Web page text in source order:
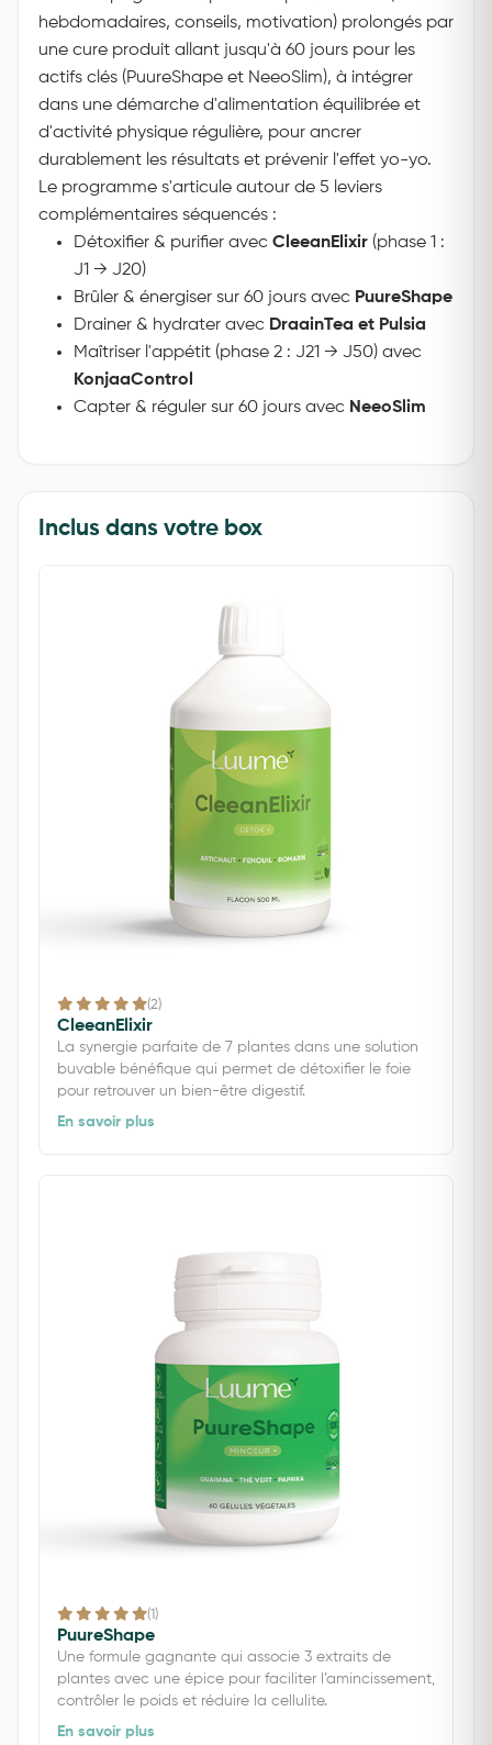
hebdomadaires, conseils, motivation) prolongés par
une cure produit allant jusqu'à 60 jours pour les
actifs clés (PuureShape et NeeoSlim), à intégrer
dans une démarche d'alimentation équilibrée et
d'activité physique régulière, pour ancrer
durablement les résultats et prévenir l'effet yo-yo.
Le programme s'articule autour de 5 leviers
complémentaires séquencés :
Détoxifier & purifier avec CleeanElixir (phase 1 :
J1 → J20)
Brûler & énergiser sur 60 jours avec PuureShape
Drainer & hydrater avec DraainTea et Pulsia
Maîtriser l'appétit (phase 2 : J21 → J50) avec
KonjaaControl
Capter & réguler sur 60 jours avec NeeoSlim
Inclus dans votre box
(2)
CleeanElixir
La synergie parfaite de 7 plantes dans une solution
buvable bénéfique qui permet de détoxifier le foie
pour retrouver un bien-être digestif.
En savoir plus
(1)
PuureShape
Une formule gagnante qui associe 3 extraits de
plantes avec une épice pour faciliter l’amincissement,
contrôler le poids et réduire la cellulite.
En savoir plus